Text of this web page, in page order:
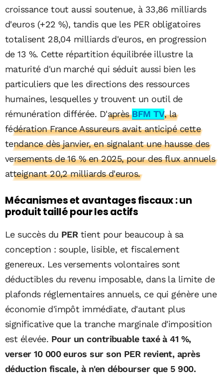
croissance tout aussi soutenue, à 33,86 milliards
d'euros (+22 %), tandis que les PER obligatoires
totalisent 28,04 milliards d'euros, en progression
de 13 %. Cette répartition équilibrée illustre la
maturité d'un marché qui séduit aussi bien les
particuliers que les directions des ressources
humaines, lesquelles y trouvent un outil de
rémunération différée. D'aprèsBFM TV, la
fédération France Assureurs avait anticipé cette
tendance dès janvier, en signalant une hausse des
versements de 16 % en 2025, pour des flux annuels
atteignant 20,2 milliards d'euros.
Mécanismes et avantages fiscaux : un
produit taillé pour les actifs
Le succès du PER tient pour beaucoup à sa
conception : souple, lisible, et fiscalement
genereux. Les versements volontaires sont
déductibles du revenu imposable, dans la limite de
plafonds réglementaires annuels, ce qui génère une
économie d'impôt immédiate, d'autant plus
significative que la tranche marginale d'imposition
est élevée. Pour un contribuable taxé à 41 %,
verser 10 000 euros sur son PER revient, après
déduction fiscale, à n'en débourser que 5 900.